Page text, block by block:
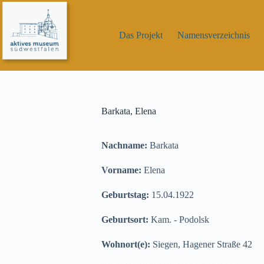
Zum
springen
Das Projekt
Namensverzeichnis
Barkata, Elena
Nachname: Barkata
Vorname: Elena
Geburtstag: 15.04.1922
Geburtsort: Kam. - Podolsk
Wohnort(e): Siegen, Hagener Straße 42